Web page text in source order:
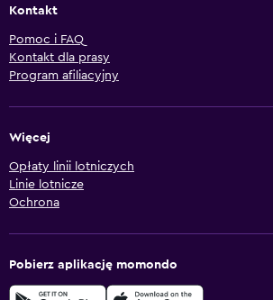
Kontakt
Pomoc i FAQ
Kontakt dla prasy
Program afiliacyjny
Więcej
Opłaty linii lotniczych
Linie lotnicze
Ochrona
Pobierz aplikację momondo